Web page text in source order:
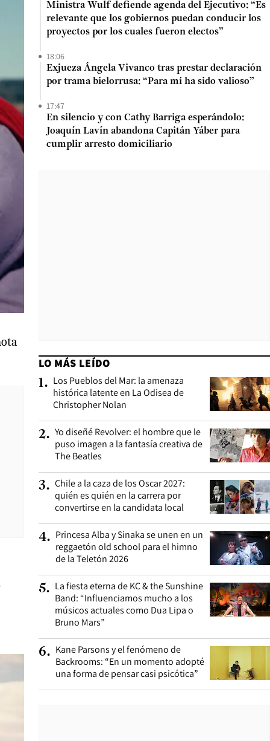
Ministra Wulf defiende agenda del Ejecutivo: “Es
relevante que los gobiernos puedan conducir los
proyectos por los cuales fueron electos”
18:06
Exjueza Ángela Vivanco tras prestar declaración
por trama bielorrusa: “Para mí ha sido valioso”
17:47
En silencio y con Cathy Barriga esperándolo:
Joaquín Lavín abandona Capitán Yáber para
cumplir arresto domiciliario
LO MÁS LEÍDO
1. Los Pueblos del Mar: la amenaza
histórica latente en La Odisea de
Christopher Nolan
2. Yo diseñé Revolver: el hombre que le
puso imagen a la fantasía creativa de
The Beatles
3. Chile a la caza de los Oscar 2027:
quién es quién en la carrera por
convertirse en la candidata local
4. Princesa Alba y Sinaka se unen en un
reggaetón old school para el himno
de la Teletón 2026
5. La fiesta eterna de KC & the Sunshine
Band: “Influenciamos mucho a los
músicos actuales como Dua Lipa o
Bruno Mars”
6. Kane Parsons y el fenómeno de
Backrooms: “En un momento adopté
una forma de pensar casi psicótica”